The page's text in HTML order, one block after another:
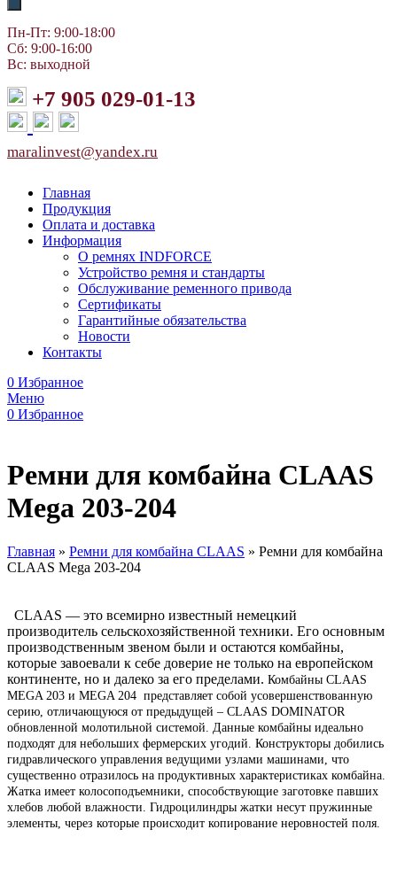
Пн-Пт: 9:00-18:00
Сб: 9:00-16:00
Вс: выходной
+7 905 029-01-13
maralinvest@yandex.ru
Главная
Продукция
Оплата и доставка
Информация
О ремнях INDFORCE
Устройство ремня и стандарты
Обслуживание ременного привода
Сертификаты
Гарантийные обязательства
Новости
Контакты
0 Избранное
Меню
0 Избранное
Ремни для комбайна CLAAS
Mega 203-204
Главная » Ремни для комбайна CLAAS » Ремни для комбайна
CLAAS Mega 203-204
CLAAS — это всемирно известный немецкий
производитель сельскохозяйственной техники. Его основным
производственным звеном были и остаются комбайны,
которые завоевали к себе доверие не только на европейском
континенте, но и далеко за его пределами. Комбайны CLAAS
MEGA 203 и MEGA 204 представляет собой усовершенствованную
серию, отличающуюся от предыдущей – CLAAS DOMINATOR
обновленной молотильной системой. Данные комбайны идеально
подходят для небольших фермерских угодий. Конструкторы добились
гидравлического управления ведущими узлами машинами, что
существенно отразилось на продуктивных характеристиках комбайна.
Жатка имеет колосоподъемники, способствующие заготовке павших
хлебов любой влажности. Гидроцилиндры жатки несут пружинные
элементы, через которые происходит копирование неровностей поля.